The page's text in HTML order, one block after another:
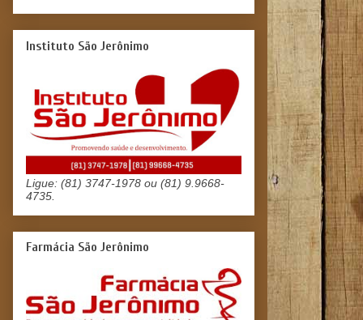
Instituto São Jerônimo
Ligue: (81) 3747-1978 ou (81) 9.9668-
4735.
Farmácia São Jerônimo